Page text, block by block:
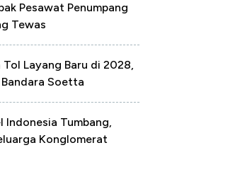
Pesawat Penumpang
Tewas
Layang Baru di 2028,
Soetta
Indonesia Tumbang,
Konglomerat